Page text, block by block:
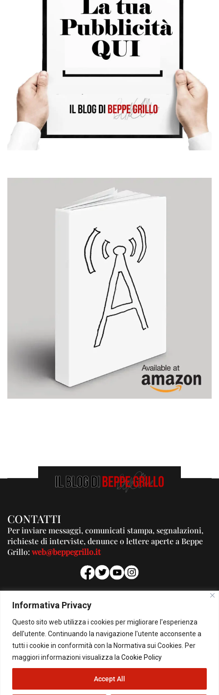
Informativa Privacy
Questo sito web utilizza i cookies per migliorare l'esperienza
dell'utente. Continuando la navigazione l'utente acconsente a
tutti i cookie in conformità con la Normativa sui Cookies. Per
maggiori informazioni visualizza la Cookie Policy
Accept All
CONTATTI
Per inviare messaggi, comunicati stampa, segnalazioni,
richieste di interviste, denunce o lettere aperte a Beppe
Grillo:web@beppegrillo.it
PUBBLICITA'
Per la tua pubblicità su questo Blog:
pubblicita@beppegrillo.it
© Copyright 2026 - Il Blog di Beppe Grillo. All Rights Reserved - Powered by
happygrafic.com